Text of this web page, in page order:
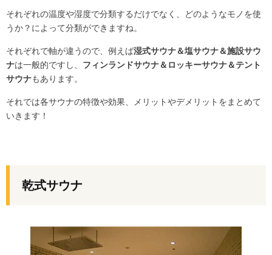
それぞれの温度や湿度で分類するだけでなく、どのようなモノを使
うか？によって分類ができますね。
それぞれで軸が違うので、例えば湿式サウナ＆塩サウナ＆施設サウ
ナは一般的ですし、 フィンランドサウナ＆ロッキーサウナ＆テント
サウナもあります。
それでは各サウナの特徴や効果、メリットやデメリットをまとめて
いきます！
乾式サウナ